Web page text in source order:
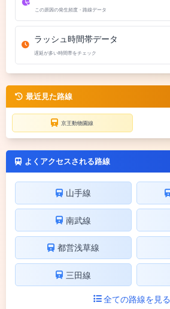
この原因の発生頻度・路線データ
ラッシュ時間帯データ
遅延が多い時間帯をチェック
最近見た路線
京王動物園線
よくアクセスされる路線
山手線
南武線
都営浅草線
三田線
全ての路線を見る